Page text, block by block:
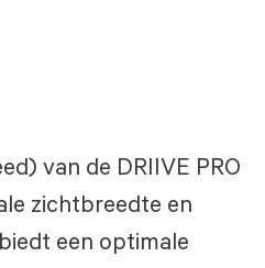
van de DRIIVE PRO
zichtbreedte en
een optimale